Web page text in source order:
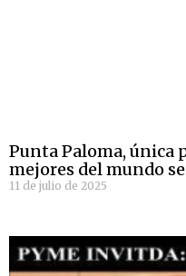
Punta Paloma, única
mejores del mundo
11 de julio de 2025